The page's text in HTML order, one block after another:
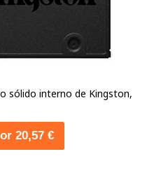
sólido interno de Kingston,
20,57 €